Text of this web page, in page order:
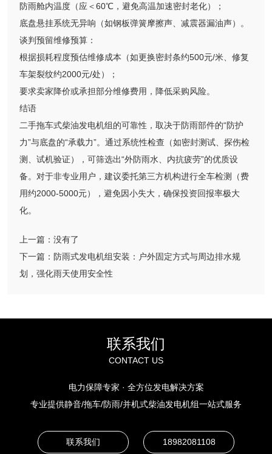
防雨舱内温度（应＜60℃，避免高温加速密封老化）；
底盘悬挂系统无异响（如钢板弹簧摩擦声、减震器漏油声）。
谈判预留维修预算：
根据损耗程度预估维修成本（如更换密封条约500元/米、修复
车架裂纹约2000元/处）；
要求卖家降价或承担部分维修费用，降低采购风险。
结语
二手拖车式柴油发电机组的可靠性，取决于防雨部件的“防护
力”与底盘的“承载力”。通过系统性检查（如密封测试、探伤检
测、试机验证），可筛选出“外防雨水、内抗疲劳”的优质设
备。对于非专业用户，建议委托第三方机构进行全车检测（费
用约2000-5000元），避免因小失大，确保投资回报率极大
化。
上一篇： 没有了
下一篇： 防雨式发电机组安装：户外固定方式与周边排水规
划，强化雨天使用安全性
联系我们
CONTACT US
电力保障专家 · 全方位发电解决方案
专业提供静音/拖车/防雨/并机式柴油发电机组一站式服务
联系我们 18982081108